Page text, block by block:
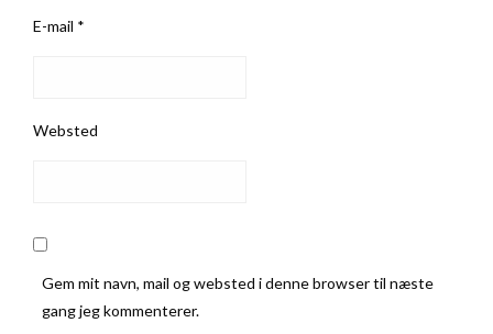
E-mail *
Websted
Gem mit navn, mail og websted i denne browser til næste
gang jeg kommenterer.